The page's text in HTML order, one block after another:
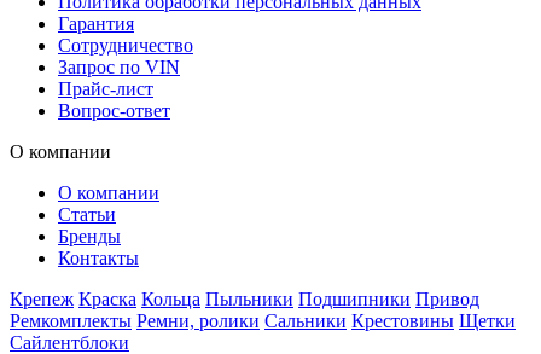
Гарантия
Сотрудничество
Запрос по VIN
Прайс-лист
Вопрос-ответ
О компании
О компании
Статьи
Бренды
Контакты
Крепеж Краска Кольца Пыльники Подшипники Привод
Ремкомплекты Ремни, ролики Сальники Крестовины Щетки
Сайлентблоки